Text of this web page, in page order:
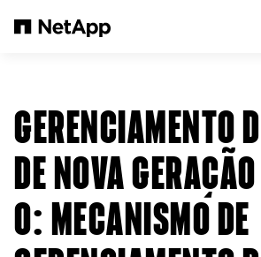
GERENCIAMENTO
DE NOVA
O: MECANISMO DE